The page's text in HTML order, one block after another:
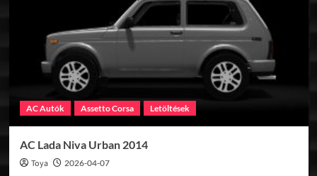
AC Autók Assetto Corsa Letöltések
AC Lada Niva Urban 2014
Toya 2026-04-07